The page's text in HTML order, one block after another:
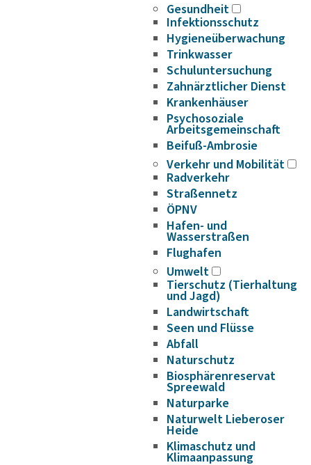
Gesundheit
Infektionsschutz
Hygieneüberwachung
Trinkwasser
Schuluntersuchung
Zahnärztlicher Dienst
Krankenhäuser
Psychosoziale
Arbeitsgemeinschaft
Beifuß-Ambrosie
Verkehr und Mobilität
Radverkehr
Straßennetz
ÖPNV
Hafen- und
Wasserstraßen
Flughafen
Umwelt
Tierschutz (Tierhaltung
und Jagd)
Landwirtschaft
Seen und Flüsse
Abfall
Naturschutz
Biosphärenreservat
Spreewald
Naturparke
Naturwelt Lieberoser
Heide
Klimaschutz und
Klimaanpassung